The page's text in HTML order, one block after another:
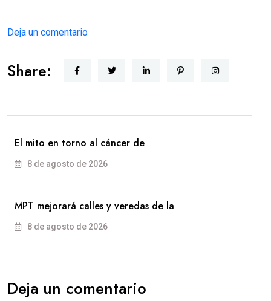
Deja un comentario
Share:
El mito en torno al cáncer de
8 de agosto de 2026
MPT mejorará calles y veredas de la
8 de agosto de 2026
Deja un comentario